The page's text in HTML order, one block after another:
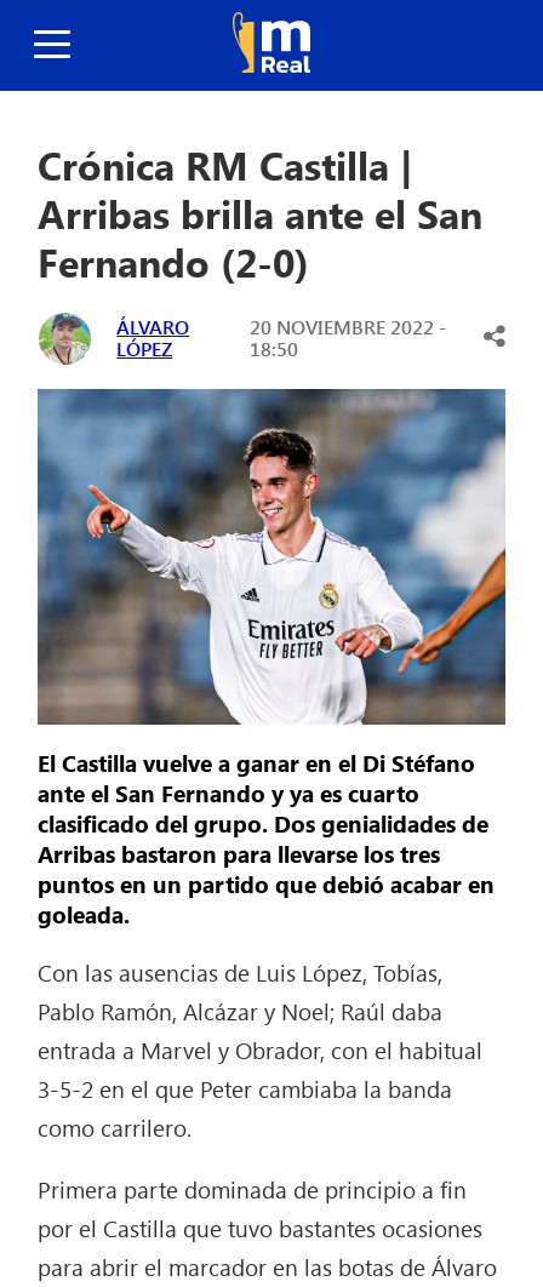
Crónica RM Castilla |
Arribas brilla ante el San
Fernando (2-0)
ÁLVARO
LÓPEZ
20 NOVIEMBRE 2022 -
18:50
El Castilla vuelve a ganar en el Di Stéfano
ante el San Fernando y ya es cuarto
clasificado del grupo. Dos genialidades de
Arribas bastaron para llevarse los tres
puntos en un partido que debió acabar en
goleada.
Con las ausencias de Luis López, Tobías,
Pablo Ramón, Alcázar y Noel; Raúl daba
entrada a Marvel y Obrador, con el habitual
3-5-2 en el que Peter cambiaba la banda
como carrilero.
Primera parte dominada de principio a fin
por el Castilla que tuvo bastantes ocasiones
para abrir el marcador en las botas de Álvaro